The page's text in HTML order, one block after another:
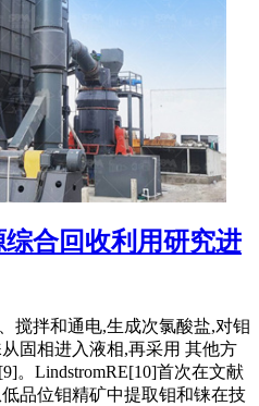
合回收利用研究进
搅拌和通电,生成次氯酸盐,对钼
固相进入液相,再采用 其他方
。LindstromRE[10]首次在文献
品位钼精矿中提取钼和铼在技